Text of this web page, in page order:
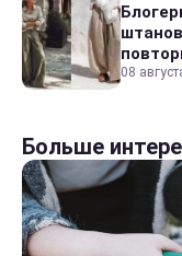
08
Больше